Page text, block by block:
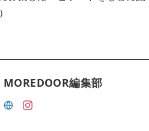
MOREDOOR編集部